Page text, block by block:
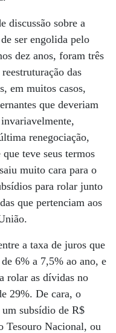
discussão sobre a
ser engolida pelo
dez anos, foram três
das
em muitos casos,
que deveriam
renegociação,
teve seus termos
muito cara para o
para rolar junto
que pertenciam aos
a taxa de juros que
6% a 7,5% ao ano, e
rolar as dívidas no
29%. De cara, o
subsídio de R$
Tesouro Nacional, ou